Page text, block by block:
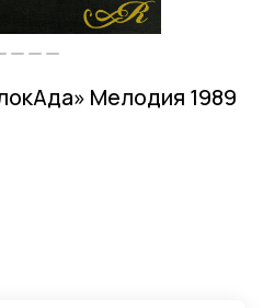
Мелодия 1989